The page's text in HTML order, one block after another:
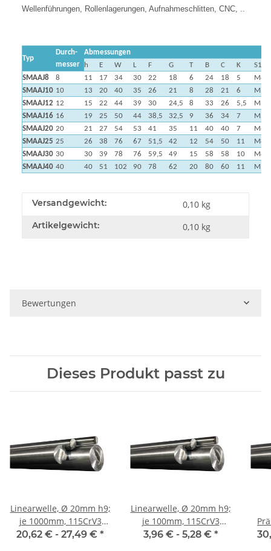
Wellenführungen, Rollenlagerungen, Aufnahmeschlitten, CNC, ..
Typ
Durch-
messer
Abmessungen
h
E W L F G T B C K
S1
SMAAJ8
8 11 17 34 30 22 18 6 24 18 5
M4
SMAAJ10 10 13 20 40 35 26 21 8 28 21 6
M5
SMAAJ12 12 15 22 44 39 30 24,5 8 33 26 5,5
M5
SMAAJ16 16 19 25 50 44 38,5 32,5 9 36 34 7
M5
SMAAJ20 20 21 27 54 53 41 35 11 40 40 7
M6
SMAAJ25 25 26 38 76 67 51,5 42 12 54 50 11
M8
SMAAJ30 30 30 39 78 76 59,5 49 15 58 58 10
M8
SMAAJ40 40 40 51 102 90 78 62 20 80 60 11 M10
Versandgewicht: 0,10 kg
Artikelgewicht: 0,10 kg
Bewertungen
Dieses Produkt passt zu
Linearwelle, Ø 20mm h9;
je 1000mm, 115CrV3
geschliffen und poliert
20,62 € - 27,49 € *
Linearwelle, Ø 20mm h9;
je 100mm, 115CrV3
geschliffen und poliert
3,96 € - 5,28 € *